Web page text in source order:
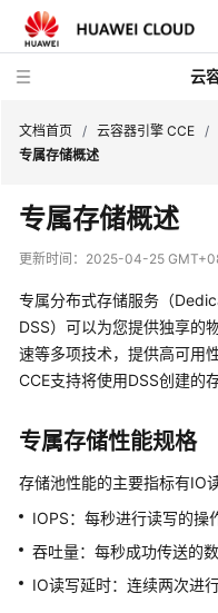
云
最
动
态
服
公
告
产
介
绍
文档首页 / 云容器引擎 CCE /
专属存储概述
专属存储概述
更新时间： 2025-04-25
专属分布式存储服务（
DSS）可以为您提供独享的
速等多项技术，提供高可用
CCE支持将使用DSS创建的
专属存储性能规格
存储池性能的主要指标有IO
IOPS：每秒进行读写的操
吞吐量：每秒成功传送的
IO读写延时：连续两次进